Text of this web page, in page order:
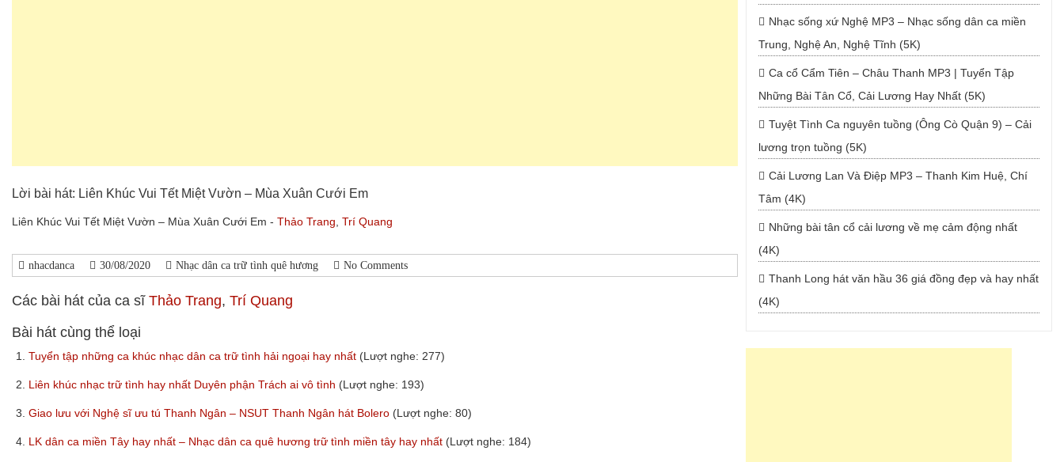
Lời bài hát: Liên Khúc Vui Tết Miệt Vườn – Mùa Xuân Cưới Em
Liên Khúc Vui Tết Miệt Vườn – Mùa Xuân Cưới Em - Thảo Trang Trí Quang
nhacdanca 30/08/2020 Nhạc dân ca trữ tình quê hương No Comments
Các bài hát của ca sĩ Thảo Trang, Trí Quang
Bài hát cùng thể loại
1. Tuyển tập những ca khúc nhạc dân ca trữ tình hải ngoại hay nhất (Lượt nghe: 277)
2. Liên khúc nhạc trữ tình hay nhất Duyên phận Trách ai vô tình (Lượt nghe: 193)
3. Giao lưu với Nghệ sĩ ưu tú Thanh Ngân – NSUT Thanh Ngân hát Bolero (Lượt nghe: 80)
4. LK dân ca miền Tây hay nhất – Nhạc dân ca quê hương trữ tình miền tây hay nhất (Lượt nghe: 184)
Nhạc sống xứ Nghệ MP3 – Nhạc sống dân ca miền
Trung, Nghệ An, Nghệ Tĩnh (5K)
Ca cổ Cẩm Tiên – Châu Thanh MP3 | Tuyển Tập
Những Bài Tân Cổ, Cải Lương Hay Nhất (5K)
Tuyệt Tình Ca nguyên tuồng (Ông Cò Quận 9) – Cải
lương trọn tuồng (5K)
Cải Lương Lan Và Điệp MP3 – Thanh Kim Huệ, Chí
Tâm (4K)
Những bài tân cổ cải lương về mẹ cảm động nhất
(4K)
Thanh Long hát văn hầu 36 giá đồng đẹp và hay nhất
(4K)